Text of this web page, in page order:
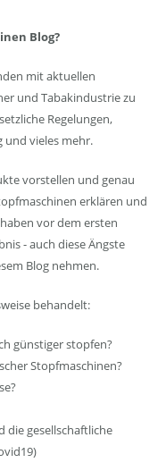
Blog?
mit aktuellen
und Tabakindustrie zu
Regelungen,
und vieles mehr.
vorstellen und genau
erklären und
vor dem ersten
- auch diese Ängste
Blog nehmen.
behandelt:
günstiger stopfen?
Stopfmaschinen?
die gesellschaftliche